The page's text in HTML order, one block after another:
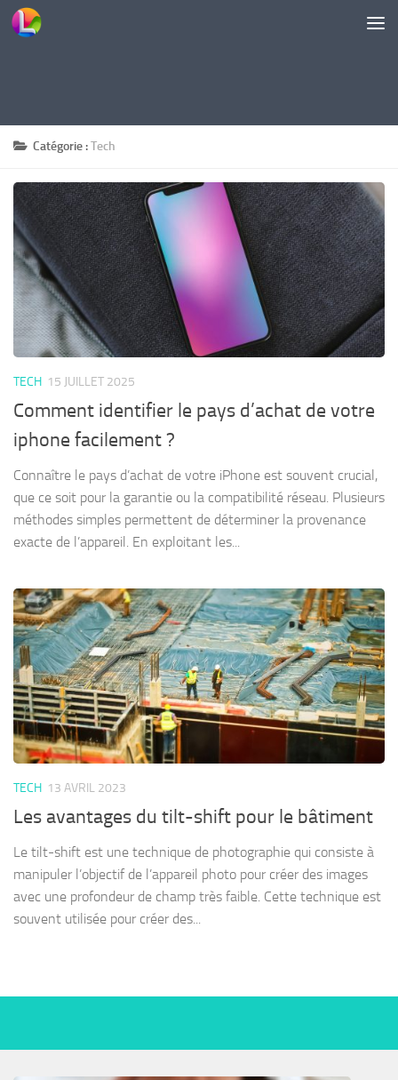
Skip to content
Catégorie :Tech
TECH 15 JUILLET 2025
Comment identifier le pays d’achat de votre
iphone facilement ?
Connaître le pays d’achat de votre iPhone est souvent crucial,
que ce soit pour la garantie ou la compatibilité réseau. Plusieurs
méthodes simples permettent de déterminer la provenance
exacte de l’appareil. En exploitant les...
TECH 13 AVRIL 2023
Les avantages du tilt-shift pour le bâtiment
Le tilt-shift est une technique de photographie qui consiste à
manipuler l’objectif de l’appareil photo pour créer des images
avec une profondeur de champ très faible. Cette technique est
souvent utilisée pour créer des...